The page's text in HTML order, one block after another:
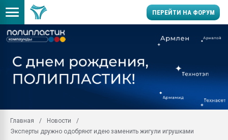
ПЕРЕЙТИ НА ФОРУМ
пластмасс
ситуацией на
Главная
Новости
Эксперты дружно одобряют идею заменить жигули игрушками